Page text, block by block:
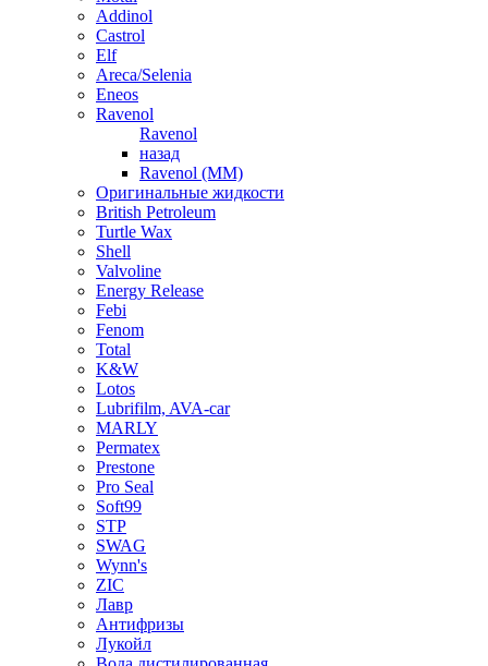
Addinol
Castrol
Elf
Areca/Selenia
Eneos
Ravenol
Ravenol
назад
Ravenol (ММ)
Оригинальные жидкости
British Petroleum
Turtle Wax
Shell
Valvoline
Energy Release
Febi
Fenom
Total
K&W
Lotos
Lubrifilm, AVA-car
MARLY
Permatex
Prestone
Pro Seal
Soft99
STP
SWAG
Wynn's
ZIC
Лавр
Антифризы
Лукойл